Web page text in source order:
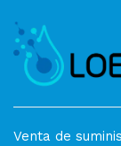
Venta de